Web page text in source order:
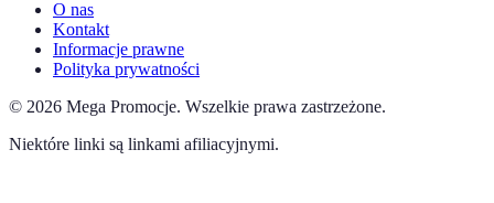
O nas
Kontakt
Informacje prawne
Polityka prywatności
© 2026 Mega Promocje. Wszelkie prawa zastrzeżone.
Niektóre linki są linkami afiliacyjnymi.